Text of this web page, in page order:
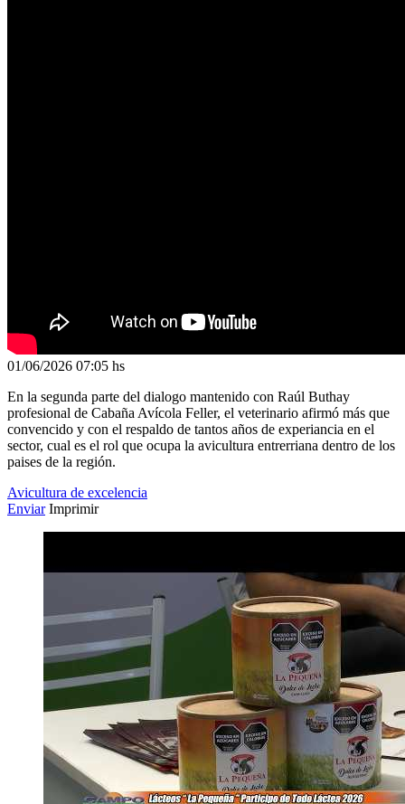
01/06/2026 07:05 hs
En la segunda parte del dialogo mantenido con Raúl Buthay
profesional de Cabaña Avícola Feller, el veterinario afirmó más que
convencido y con el respaldo de tantos años de experiancia en el
sector, cual es el rol que ocupa la avicultura entrerriana dentro de los
paises de la región.
Avicultura de excelencia
Enviar Imprimir